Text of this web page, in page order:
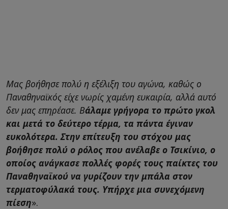
Μας βοήθησε πολύ η εξέλιξη του αγώνα, καθώς ο
Παναθηναϊκός είχε νωρίς χαμένη ευκαιρία, αλλά αυτό
δεν μας επηρέασε. Βάλαμε γρήγορα το πρώτο γκολ
και μετά το δεύτερο τέρμα, τα πάντα έγιναν
ευκολότερα. Στην επίτευξη του στόχου μας
βοήθησε πολύ ο ρόλος που ανέλαβε ο Τσικίνιο, ο
οποίος ανάγκασε πολλές φορές τους παίκτες του
Παναθηναϊκού να γυρίζουν την μπάλα στον
τερματοφύλακά τους. Υπήρχε μια συνεχόμενη
πίεση».